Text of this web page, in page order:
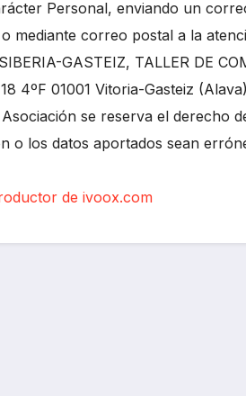
Personal, enviando un
mediante correo postal a la
GASTEIZ, TALLER DE
4ºF 01001 Vitoria-Gasteiz
se reserva el derecho
o los datos aportados sean
de ivoox.com